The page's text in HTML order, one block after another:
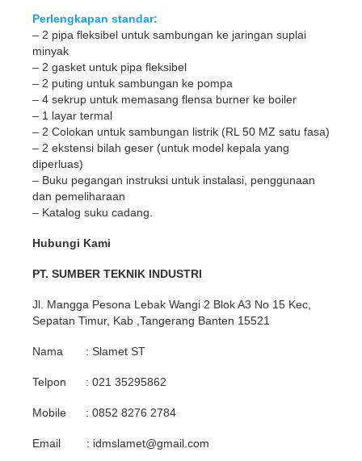
Perlengkapan standar:
– 2 pipa fleksibel untuk sambungan ke jaringan suplai
minyak
– 2 gasket untuk pipa fleksibel
– 2 puting untuk sambungan ke pompa
– 4 sekrup untuk memasang flensa burner ke boiler
– 1 layar termal
– 2 Colokan untuk sambungan listrik (RL 50 MZ satu fasa)
– 2 ekstensi bilah geser (untuk model kepala yang
diperluas)
– Buku pegangan instruksi untuk instalasi, penggunaan
dan pemeliharaan
– Katalog suku cadang.
Hubungi Kami
PT. SUMBER TEKNIK INDUSTRI
Jl. Mangga Pesona Lebak Wangi 2 Blok A3 No 15 Kec,
Sepatan Timur, Kab ,Tangerang Banten 15521
Nama : Slamet ST
Telpon : 021 35295862
Mobile : 0852 8276 2784
Email : idmslamet@gmail.com